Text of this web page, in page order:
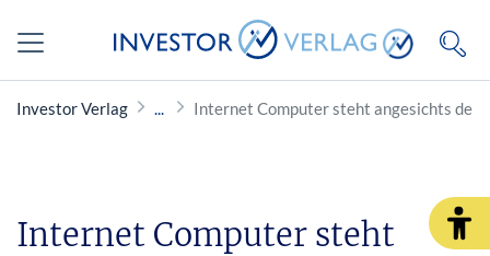
Investor Verlag Internet Computer steht angesichts
Internet Computer steht